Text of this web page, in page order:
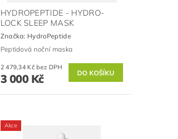
HYDROPEPTIDE - HYDRO-
LOCK SLEEP MASK
Značka: HydroPeptide
Peptidová noční maska
2 479,34 Kč bez DPH
3 000 Kč
Akce